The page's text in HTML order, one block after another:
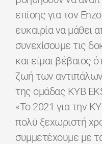
επίσης για τον
ευκαιρία να μάθει
συνεχίσουμε τις
και είμαι βέβαιος
ζωή των αντιπάλων
της ομάδας KYB
«Το 2021 για την
πολύ ξεχωριστή
συμμετέχουμε με